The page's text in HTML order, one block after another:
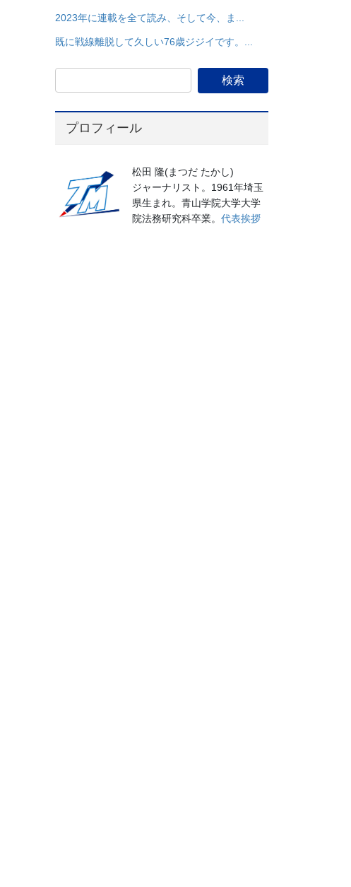
2023年に連載を全て読み、そして今、ま...
既に戦線離脱して久しい76歳ジジイです。...
プロフィール
松田 隆(まつだ たかし)
ジャーナリスト。1961年埼玉
県生まれ。青山学院大学大学
院法務研究科卒業。代表挨拶